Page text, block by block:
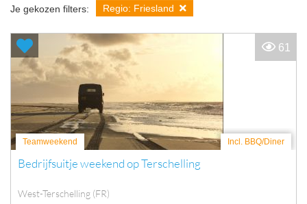
Je gekozen filters: Regio: Friesland
Teamweekend Incl. BBQ/Diner
Bedrijfsuitje weekend op Terschelling
West-Terschelling (FR)
61